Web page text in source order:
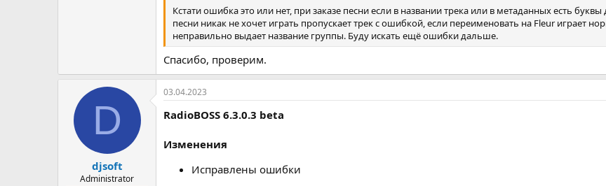
Кстати ошибка это или нет, при заказе песни если в названии трека или в метаданных есть
песни никак не хочет играть пропускает трек с ошибкой, если переименовать на Fleur играет
неправильно выдает название группы. Буду искать ещё ошибки дальше.
Спасибо, проверим.
D
djsoft
Administrator
03.04.2023
RadioBOSS 6.3.0.3 beta
Изменения
Исправлены ошибки